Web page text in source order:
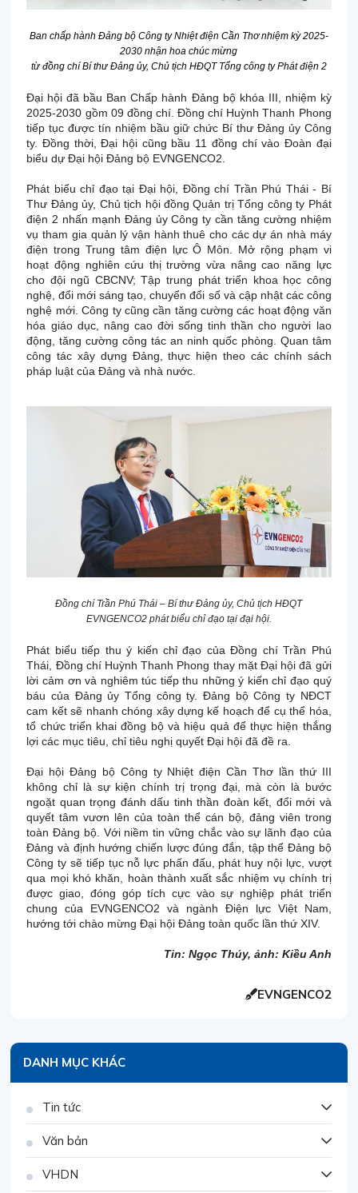
Ban chấp hành Đảng bộ Công ty Nhiệt điện Cần Thơ nhiệm kỳ 2025-
2030 nhận hoa chúc mừng
từ đồng chí Bí thư Đảng ủy, Chủ tịch HĐQT Tổng công ty Phát điện 2
Đại hội đã bầu Ban Chấp hành Đảng bộ khóa III, nhiệm kỳ
2025-2030 gồm 09 đồng chí. Đồng chí Huỳnh Thanh Phong
tiếp tục được tín nhiệm bầu giữ chức Bí thư Đảng ủy Công
ty. Đồng thời, Đại hội cũng bầu 11 đồng chí vào Đoàn đại
biểu dự Đại hội Đảng bộ EVNGENCO2.
Phát biểu chỉ đạo tại Đại hội, Đồng chí Trần Phú Thái - Bí
Thư Đảng ủy, Chủ tịch hội đồng Quản trị Tổng công ty Phát
điện 2 nhấn mạnh Đảng ủy Công ty cần tăng cường nhiệm
vụ tham gia quản lý vận hành thuê cho các dự án nhà máy
điện trong Trung tâm điện lực Ô Môn. Mở rộng phạm vi
hoạt động nghiên cứu thị trường vừa nâng cao năng lực
cho đội ngũ CBCNV; Tập trung phát triển khoa học công
nghệ, đổi mới sáng tạo, chuyển đổi số và cập nhật các công
nghệ mới. Công ty cũng cần tăng cường các hoạt động văn
hóa giáo dục, nâng cao đời sống tinh thần cho người lao
động, tăng cường công tác an ninh quốc phòng. Quan tâm
công tác xây dựng Đảng, thực hiện theo các chính sách
pháp luật của Đảng và nhà nước.
Đồng chí Trần Phú Thái – Bí thư Đảng ủy, Chủ tịch HĐQT
EVNGENCO2 phát biểu chỉ đạo tại đại hội.
Phát biểu tiếp thu ý kiến chỉ đạo của Đồng chí Trần Phú
Thái, Đồng chí Huỳnh Thanh Phong thay mặt Đại hội đã gửi
lời cảm ơn và nghiêm túc tiếp thu những ý kiến chỉ đạo quý
báu của Đảng ủy Tổng công ty. Đảng bộ Công ty NĐCT
cam kết sẽ nhanh chóng xây dựng kế hoạch để cụ thể hóa,
tổ chức triển khai đồng bộ và hiệu quả để thực hiện thắng
lợi các mục tiêu, chỉ tiêu nghị quyết Đại hội đã đề ra.
Đại hội Đảng bộ Công ty Nhiệt điện Cần Thơ lần thứ III
không chỉ là sự kiện chính trị trọng đại, mà còn là bước
ngoặt quan trọng đánh dấu tinh thần đoàn kết, đổi mới và
quyết tâm vươn lên của toàn thể cán bộ, đảng viên trong
toàn Đảng bộ. Với niềm tin vững chắc vào sự lãnh đạo của
Đảng và định hướng chiến lược đúng đắn, tập thể Đảng bộ
Công ty sẽ tiếp tục nỗ lực phấn đấu, phát huy nội lực, vượt
qua mọi khó khăn, hoàn thành xuất sắc nhiệm vụ chính trị
được giao, đóng góp tích cực vào sự nghiệp phát triển
chung của EVNGENCO2 và ngành Điện lực Việt Nam,
hướng tới chào mừng Đại hội Đảng toàn quốc lần thứ XIV.
Tin: Ngọc Thúy, ảnh: Kiều Anh
EVNGENCO2
DANH MỤC KHÁC
Tin tức
Văn bản
VHDN